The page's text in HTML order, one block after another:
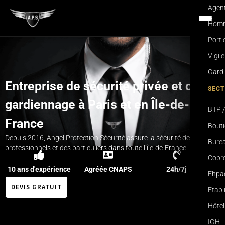
BTP
IGH
Entreprise de sécurité privée et de
gardiennage à Paris et en Île-de-
France
Depuis 2016, Angel Protection Sécurité assure la sécurité des
professionnels et des particuliers dans toute l’île-de-France.
10 ans d'expérience Agréée CNAPS 24h/7j
DEVIS GRATUIT